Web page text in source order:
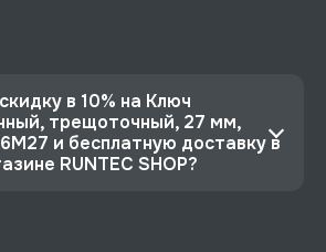
в 10% на Ключ
трещоточный, 27 мм,
и бесплатную доставку в
RUNTEC SHOP?